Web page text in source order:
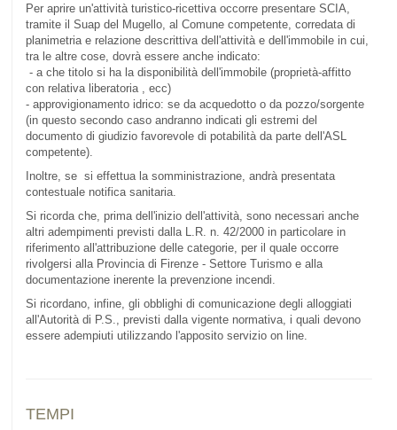
Per aprire un'attività turistico-ricettiva occorre presentare SCIA,
tramite il Suap del Mugello, al Comune competente, corredata di
planimetria e relazione descrittiva dell'attività e dell'immobile in cui,
tra le altre cose, dovrà essere anche indicato:
- a che titolo si ha la disponibilità dell'immobile (proprietà-affitto
con relativa liberatoria , ecc)
- approvigionamento idrico: se da acquedotto o da pozzo/sorgente
(in questo secondo caso andranno indicati gli estremi del
documento di giudizio favorevole di potabilità da parte dell'ASL
competente).
Inoltre, se si effettua la somministrazione, andrà presentata
contestuale notifica sanitaria.
Si ricorda che, prima dell'inizio dell'attività, sono necessari anche
altri adempimenti previsti dalla L.R. n. 42/2000 in particolare in
riferimento all'attribuzione delle categorie, per il quale occorre
rivolgersi alla Provincia di Firenze - Settore Turismo e alla
documentazione inerente la prevenzione incendi.
Si ricordano, infine, gli obblighi di comunicazione degli alloggiati
all'Autorità di P.S., previsti dalla vigente normativa, i quali devono
essere adempiuti utilizzando l'apposito servizio on line.
TEMPI